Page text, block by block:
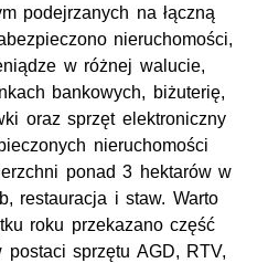
podejrzanych na łączną
nieruchomości,
w różnej walucie,
bankowych, biżuterię,
oraz sprzęt elektroniczny
nieruchomości
ponad 3 hektarów w
restauracja i staw. Warto
roku przekazano część
sprzętu AGD, RTV,